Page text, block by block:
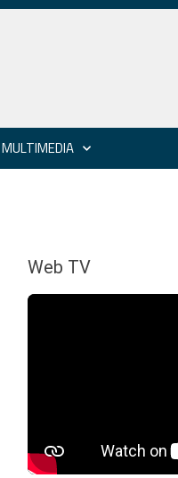
MULTIMEDIA
Web TV